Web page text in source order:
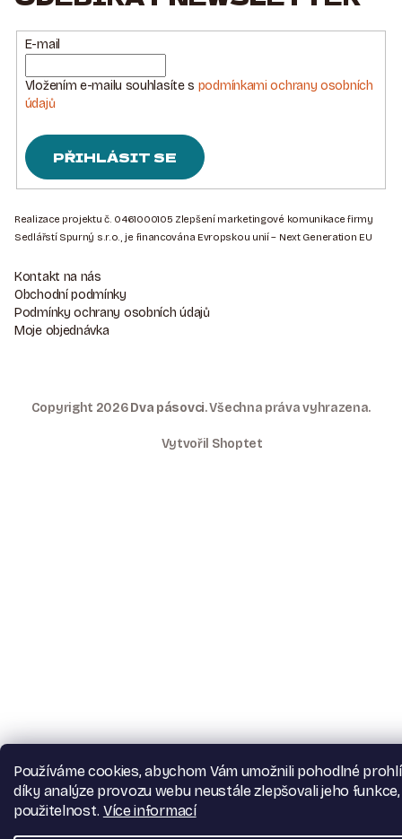
Používáme cookies, abychom Vám umožnili pohodlné
díky analýze provozu webu neustále zlepšovali jeho
použitelnost. Více informací
E-mail
Vložením e-mailu souhlasíte s podmínkami ochrany osobních
údajů
PŘIHLÁSIT SE
Á
P
A
T
Realizace projektu č. 0461000105 Zlepšení marketingové komunikace firmy
Sedlářstí Spurný s.r.o., je financována Evropskou unií – Next Generation EU
Kontakt na nás
Obchodní podmínky
Podmínky ochrany osobních údajů
Moje objednávka
Copyright 2026Dva pásovci. Všechna práva vyhrazena.
Vytvořil Shoptet